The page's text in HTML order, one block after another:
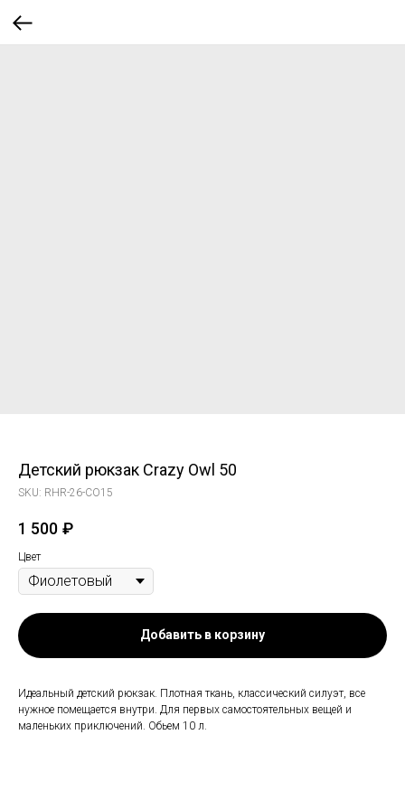
Детский рюкзак Crazy Owl 50
SKU: RHR-26-CO15
1 500 ₽
Цвет
Добавить в корзину
Идеальный детский рюкзак. Плотная ткань, классический силуэт, все
нужное помещается внутри. Для первых самостоятельных вещей и
маленьких приключений. Обьем 10 л.